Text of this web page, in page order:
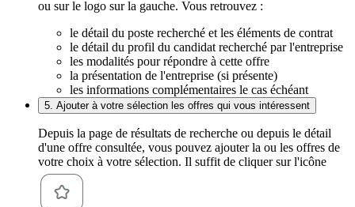
ou sur le logo sur la gauche. Vous retrouvez :
le détail du poste recherché et les éléments de contrat
le détail du profil du candidat recherché par l'entreprise
les modalités pour répondre à cette offre
la présentation de l'entreprise (si présente)
les informations complémentaires le cas échéant
5. Ajouter à votre sélection les offres qui vous intéressent
Depuis la page de résultats de recherche ou depuis le détail
d'une offre consultée, vous pouvez ajouter la ou les offres de
votre choix à votre sélection. Il suffit de cliquer sur l'icône